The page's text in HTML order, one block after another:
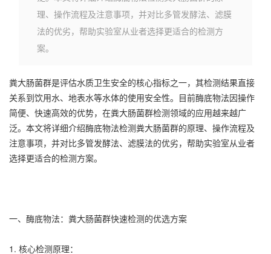
理、操作流程及注意事项，并对比多管发酵法、滤膜
法的优劣，帮助实验室从业者选择更适合的检测方
案。
粪大肠菌群是评估水质卫生安全的核心指标之一，其检测结果直接
关系到饮用水、地表水等水体的使用安全性。目前酶底物法因操作
简便、快速高效的优势，在粪大肠菌群检测领域的应用越来越广
泛。本文将详细介绍酶底物法检测粪大肠菌群的原理、操作流程及
注意事项，并对比多管发酵法、滤膜法的优劣，帮助实验室从业者
选择更适合的检测方案。
一、酶底物法：粪大肠菌群快速检测的优选方案
1. 核心检测原理：